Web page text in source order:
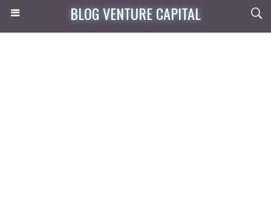
BLOG VENTURE CAPITAL